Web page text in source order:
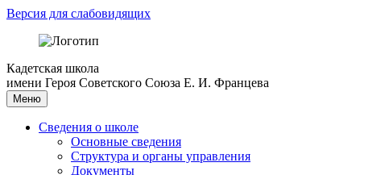
Версия для слабовидящих
Кадетская школа
имени Героя Советского Союза Е. И. Францева
Меню
Сведения о школе
Основные сведения
Структура и органы управления
Документы